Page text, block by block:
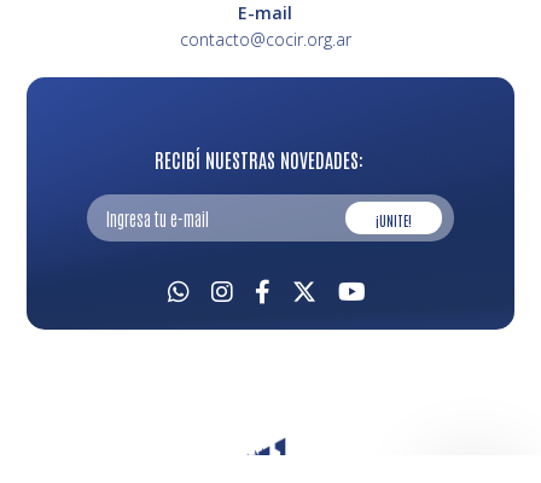
RECIBÍ NUESTRAS NOVEDADES:
¡UNITE!
E-mail
contacto@cocir.org.ar